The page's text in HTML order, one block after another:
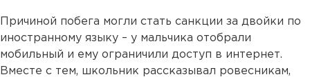
Причиной побега могли стать санкции за двойки по
иностранному языку – у мальчика отобрали
мобильный и ему ограничили доступ в интернет.
Вместе с тем, школьник рассказывал ровесникам,